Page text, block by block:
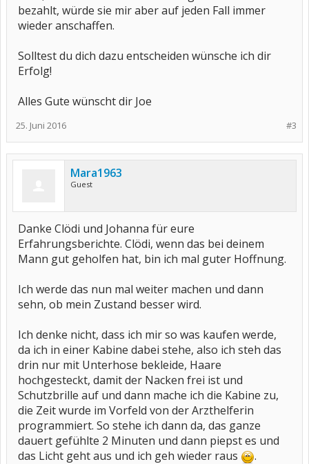
bezahlt, würde sie mir aber auf jeden Fall immer
wieder anschaffen.
Solltest du dich dazu entscheiden wünsche ich dir
Erfolg!
Alles Gute wünscht dir Joe
#3
25. Juni 2016
Mara1963
Guest
Danke Clödi und Johanna für eure
Erfahrungsberichte. Clödi, wenn das bei deinem
Mann gut geholfen hat, bin ich mal guter Hoffnung.
Ich werde das nun mal weiter machen und dann
sehn, ob mein Zustand besser wird.
Ich denke nicht, dass ich mir so was kaufen werde,
da ich in einer Kabine dabei stehe, also ich steh das
drin nur mit Unterhose bekleide, Haare
hochgesteckt, damit der Nacken frei ist und
Schutzbrille auf und dann mache ich die Kabine zu,
die Zeit wurde im Vorfeld von der Arzthelferin
programmiert. So stehe ich dann da, das ganze
dauert gefühlte 2 Minuten und dann piepst es und
das Licht geht aus und ich geh wieder raus
.